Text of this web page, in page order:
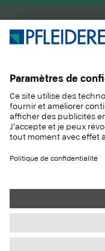
PRODUITS
SOLUTIONS
DURABILITÉ
Contact Acheter
Paramètres de
Droits à l'information